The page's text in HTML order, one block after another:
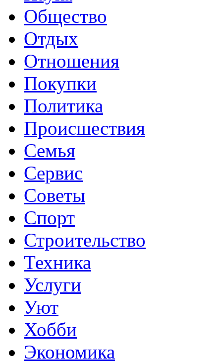
Общество
Отдых
Отношения
Покупки
Политика
Происшествия
Семья
Сервис
Советы
Спорт
Строительство
Техника
Услуги
Уют
Хобби
Экономика